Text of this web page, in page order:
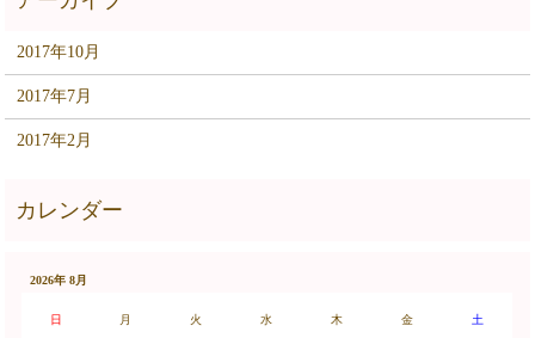
2017年10月
2017年7月
2017年2月
2026年 8月
日 月 火 水 木 金 土